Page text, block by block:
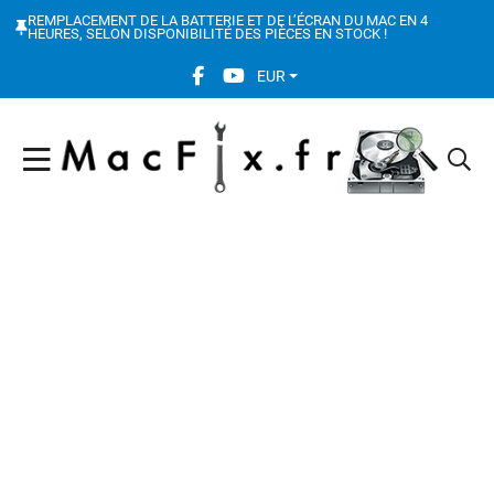
REMPLACEMENT DE LA BATTERIE ET DE L’ÉCRAN DU MAC EN 4
HEURES, SELON DISPONIBILITÉ DES PIÈCES EN STOCK !
FACEBOOK SOCIAL LINK
YOUTUBE SOCIAL LINK
EUR